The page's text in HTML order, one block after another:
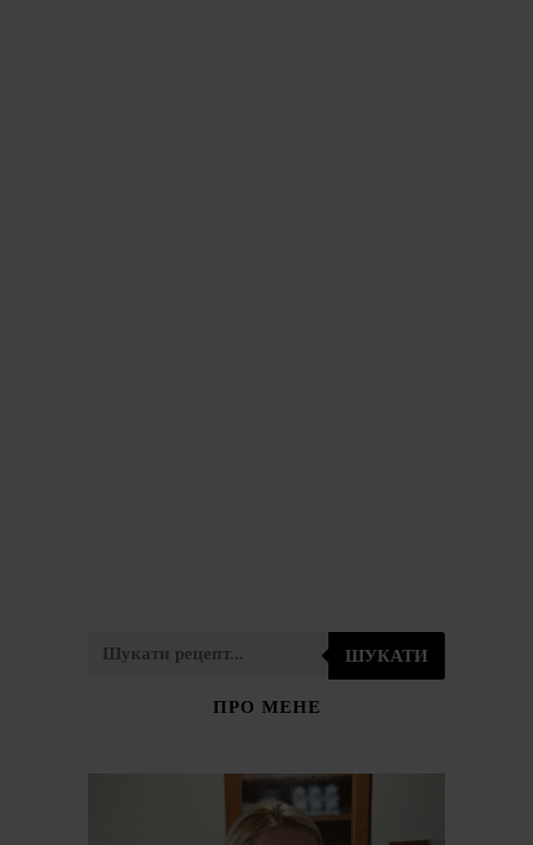
ШУКАТИ
ПРО МЕНЕ